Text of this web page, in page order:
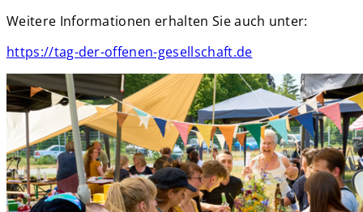
Weitere Informationen erhalten Sie auch unter:
https://tag-der-offenen-gesellschaft.de